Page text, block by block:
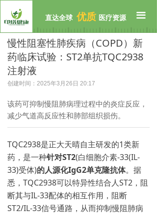
끀
首页
公司介绍
临床招募
全球资源
前沿资讯
联系我们
直达全球 优质 医疗资源
慢性阻塞性肺疾病（COPD）新
药临床试验：ST2单抗TQC2938
注射液
创建时间： 2025年3月26日 20:17
该药可抑制慢阻肺病理过程中的炎症反应，
减少气道高反应性和肺部组织损伤。
TQC2938是正大天晴自主研发的1类新
药，是一种针对ST2(白细胞介素-33(IL-
33)受体)的人源化IgG2单克隆抗体。据
悉，TQC2938可以特异性结合人ST2，阻
断其与IL-33配体的相互作用，阻断
ST2/IL-33信号通路，从而抑制慢阻肺病